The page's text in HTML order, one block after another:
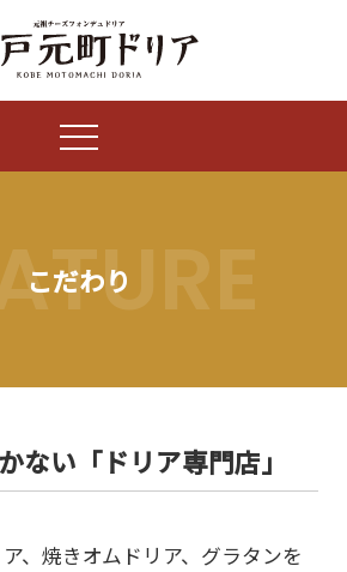
こだわり
ない「ドリア専門店」
、焼きオムドリア、グラタンを